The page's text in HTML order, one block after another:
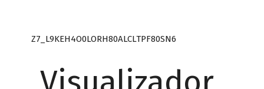
Z7_L9KEH4O0LORH80ALCLTPF80SN6